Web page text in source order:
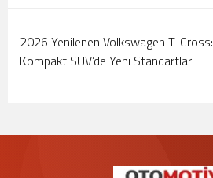
2026 Yenilenen Volkswagen T-Cross:
Kompakt SUV’de Yeni Standartlar